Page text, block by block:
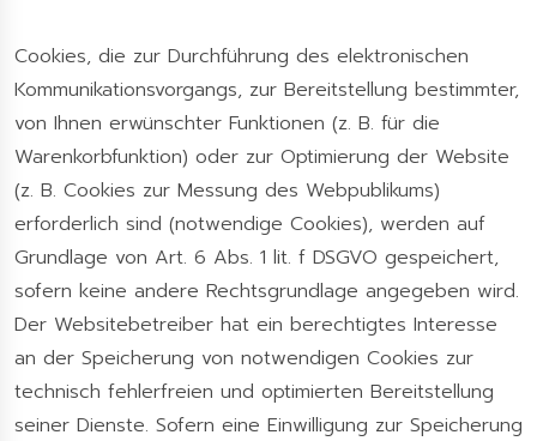
Cookies, die zur Durchführung des elektronischen
Kommunikationsvorgangs, zur Bereitstellung bestimmter,
von Ihnen erwünschter Funktionen (z. B. für die
Warenkorbfunktion) oder zur Optimierung der Website
(z. B. Cookies zur Messung des Webpublikums)
erforderlich sind (notwendige Cookies), werden auf
Grundlage von Art. 6 Abs. 1 lit. f DSGVO gespeichert,
sofern keine andere Rechtsgrundlage angegeben wird.
Der Websitebetreiber hat ein berechtigtes Interesse
an der Speicherung von notwendigen Cookies zur
technisch fehlerfreien und optimierten Bereitstellung
seiner Dienste. Sofern eine Einwilligung zur Speicherung